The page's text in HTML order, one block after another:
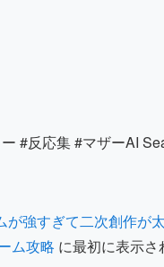
#反応集 #マザーAI
が強すぎて二次創作
ム攻略 に最初に表示さ